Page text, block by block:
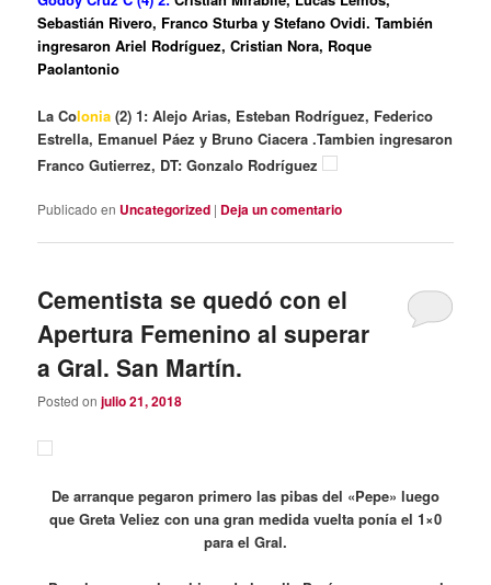
Sebastián Rivero, Franco Sturba y Stefano Ovidi. También
ingresaron Ariel Rodríguez, Cristian Nora, Roque
Paolantonio
La Colonia (2) 1: Alejo Arias, Esteban Rodríguez, Federico
Estrella, Emanuel Páez y Bruno Ciacera .Tambien ingresaron
Franco Gutierrez, DT: Gonzalo Rodríguez
Publicado en Uncategorized | Deja un comentario
Cementista se quedó con el
Apertura Femenino al superar
a Gral. San Martín.
Posted onjulio 21, 2018
De arranque pegaron primero las pibas del «Pepe» luego
que Greta Veliez con una gran medida vuelta ponía el 1×0
para el Gral.